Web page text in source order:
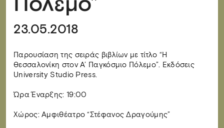
23.05.2018
Παρουσίαση της σειράς βιβλίων με τίτλο “Η
Θεσσαλονίκη στον Α’ Παγκόσμιο Πόλεμο”. Εκδόσεις
University Studio Press.
Ώρα Έναρξης: 19:00
Χώρος: Αμφιθέατρο “Στέφανος Δραγούμης”